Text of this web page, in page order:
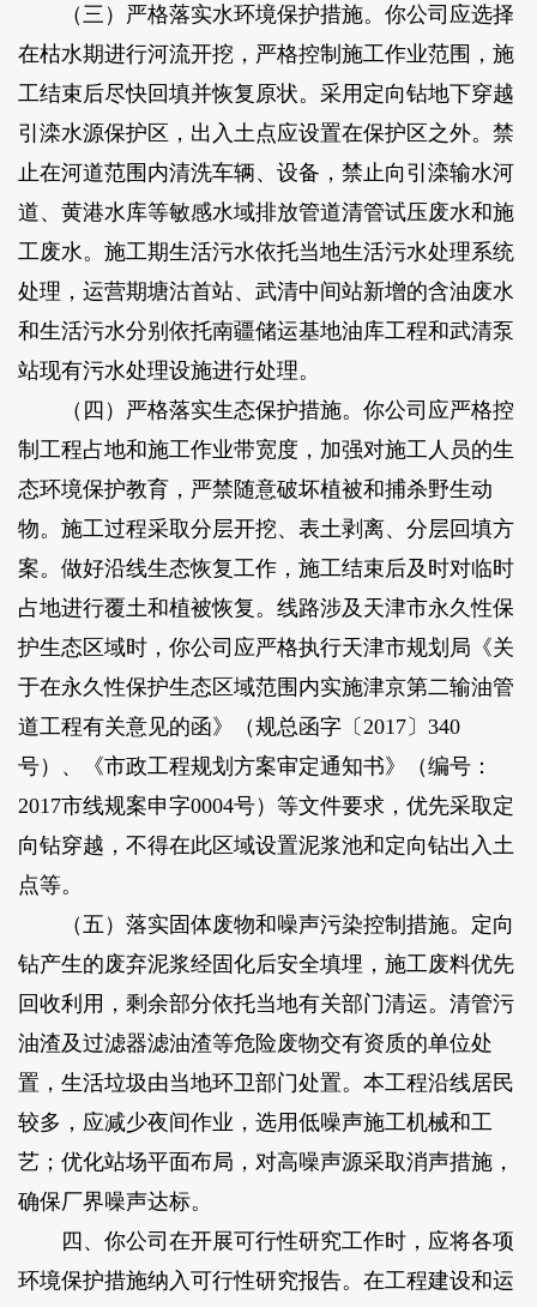
（三）严格落实水环境保护措施。你公司应选择
在枯水期进行河流开挖，严格控制施工作业范围，施
工结束后尽快回填并恢复原状。采用定向钻地下穿越
引滦水源保护区，出入土点应设置在保护区之外。禁
止在河道范围内清洗车辆、设备，禁止向引滦输水河
道、黄港水库等敏感水域排放管道清管试压废水和施
工废水。施工期生活污水依托当地生活污水处理系统
处理，运营期塘沽首站、武清中间站新增的含油废水
和生活污水分别依托南疆储运基地油库工程和武清泵
站现有污水处理设施进行处理。
（四）严格落实生态保护措施。你公司应严格控
制工程占地和施工作业带宽度，加强对施工人员的生
态环境保护教育，严禁随意破坏植被和捕杀野生动
物。施工过程采取分层开挖、表土剥离、分层回填方
案。做好沿线生态恢复工作，施工结束后及时对临时
占地进行覆土和植被恢复。线路涉及天津市永久性保
护生态区域时，你公司应严格执行天津市规划局《关
于在永久性保护生态区域范围内实施津京第二输油管
道工程有关意见的函》（规总函字〔2017〕340
号）、《市政工程规划方案审定通知书》（编号：
2017市线规案申字0004号）等文件要求，优先采取定
向钻穿越，不得在此区域设置泥浆池和定向钻出入土
点等。
（五）落实固体废物和噪声污染控制措施。定向
钻产生的废弃泥浆经固化后安全填埋，施工废料优先
回收利用，剩余部分依托当地有关部门清运。清管污
油渣及过滤器滤油渣等危险废物交有资质的单位处
置，生活垃圾由当地环卫部门处置。本工程沿线居民
较多，应减少夜间作业，选用低噪声施工机械和工
艺；优化站场平面布局，对高噪声源采取消声措施，
确保厂界噪声达标。
四、你公司在开展可行性研究工作时，应将各项
环境保护措施纳入可行性研究报告。在工程建设和运